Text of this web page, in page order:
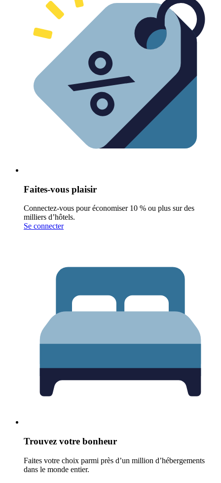
Faites-vous plaisir
Connectez-vous pour économiser 10 % ou plus sur des
milliers d’hôtels.
Se connecter
Trouvez votre bonheur
Faites votre choix parmi près d’un million d’hébergements
dans le monde entier.